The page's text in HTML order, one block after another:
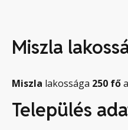
Miszla
Miszla lakossága 250 fő
Település